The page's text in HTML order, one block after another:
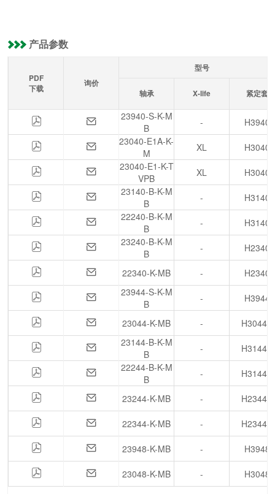
( 208 )mm
( 211 )mm
( 240 )
产品参数
PDF
下载
询价
型号
轴承 X-life 紧定套
23940-S-K-M
B
-
H3940
23040-E1A-K-
M
XL
H3040
23040-E1-K-T
VPB
XL
H3040
23140-B-K-M
B
-
H3140
22240-B-K-M
B
-
H3140
23240-B-K-M
B
- H2340
22340-K-MB -
H2340
23944-S-K-M
B
- H3944
23044-K-MB -
H3044X
23144-B-K-M
B
-
H3144X
22244-B-K-M
B
- H3144X
23244-K-MB - H2344X
22344-K-MB - H2344X
23948-K-MB - H3948
23048-K-MB - H3048